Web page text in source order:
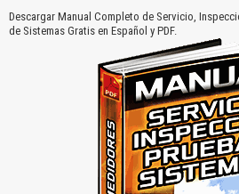
Descargar Manual Completo de Servicio,
de Sistemas Gratis en Español y PDF.